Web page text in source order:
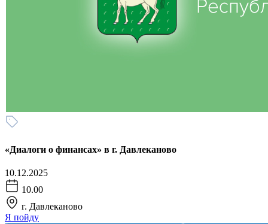
«Диалоги о финансах» в г. Давлеканово
10.12.2025
10.00
г. Давлеканово
Я пойду